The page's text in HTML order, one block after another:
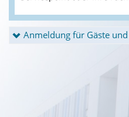
Anmeldung für Gäste